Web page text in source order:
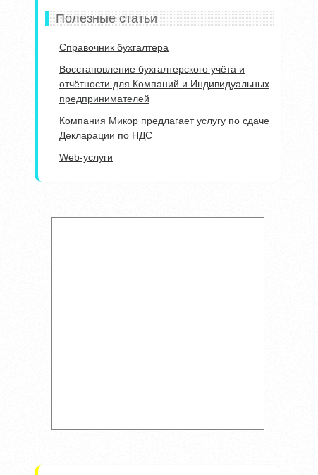
Полезные статьи
Справочник бухгалтера
Восстановление бухгалтерского учёта и
отчётности для Компаний и Индивидуальных
предпринимателей
Компания Микор предлагает услугу по сдаче
Декларации по НДС
Web-услуги